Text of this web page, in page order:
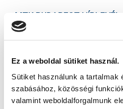
Ez a weboldal sütiket használ.
Sütiket használunk a tartalmak
szabásához, közösségi
valamint weboldalforgalmunk
MTK BUDAPEST HÍRLEVÉL
Ne maradjon le egy eseményről